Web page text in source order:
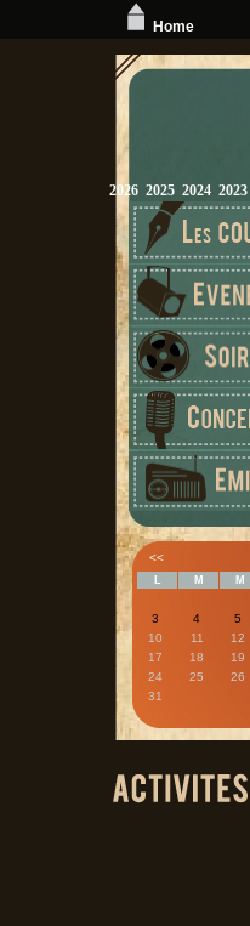
2026 2025 2024 2023
<<
L M M
3
4 5
10
11 12
17
18 19
24
25 26
31
Home